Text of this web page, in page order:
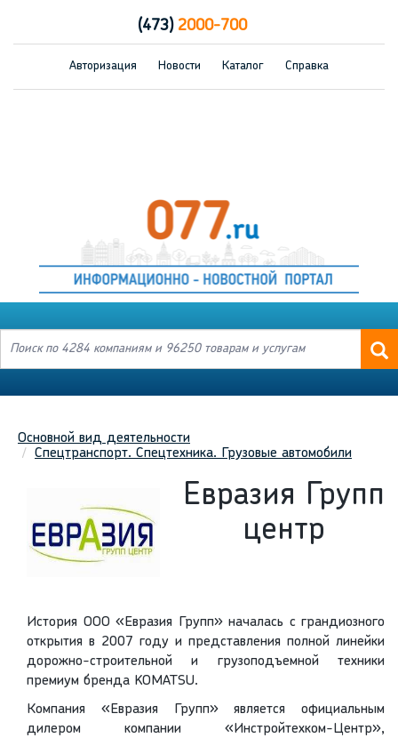
(473)2000-700
Авторизация Новости Каталог Справка
Основной вид деятельности
Спецтранспорт. Спецтехника. Грузовые автомобили
Евразия Групп
центр
История ООО «Евразия Групп» началась с грандиозного
открытия в 2007 году и представления полной линейки
дорожно-строительной и грузоподъемной техники
премиум бренда KOMATSU.
Компания «Евразия Групп» является официальным
дилером компании «Инстройтехком-Центр»,